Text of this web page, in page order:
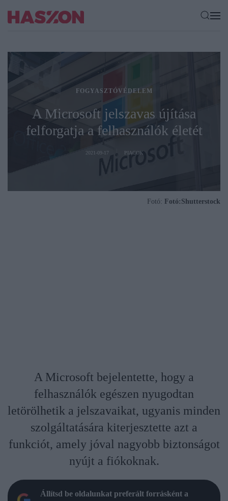
FOGYASZTÓVÉDELEM
A Microsoft jelszavas újítása
felforgatja a felhasználók életét
2021-09-17 PIACOK
Fotó: Fotó:Shutterstock
A Microsoft bejelentette, hogy a
felhasználók egészen nyugodtan
letörölhetik a jelszavaikat, ugyanis minden
szolgáltatására kiterjesztette azt a
funkciót, amely jóval nagyobb biztonságot
nyújt a fiókoknak.
Állítsd be oldalunkat preferált forrásként a